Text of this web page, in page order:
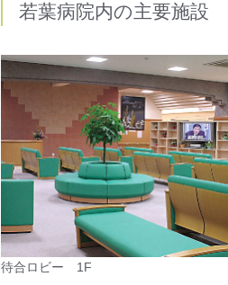
若葉病院内の主要施設
待合ロビー 1F